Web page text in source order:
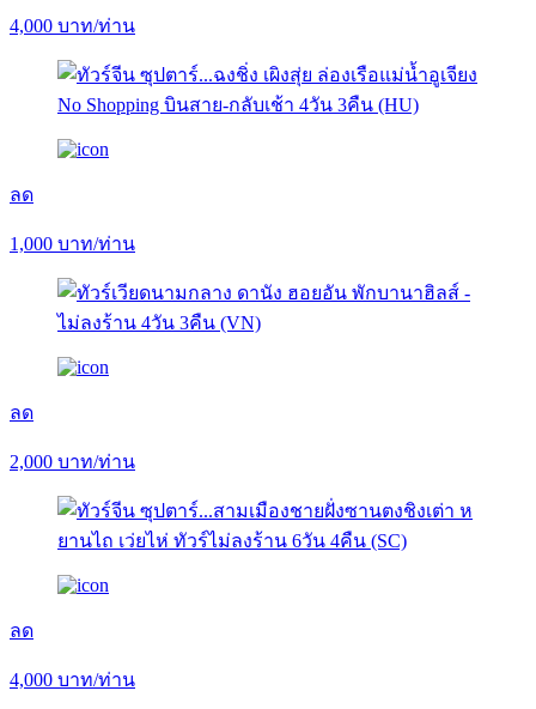
4,000 บาท/ท่าน
ลด
1,000 บาท/ท่าน
ลด
2,000 บาท/ท่าน
ลด
4,000 บาท/ท่าน